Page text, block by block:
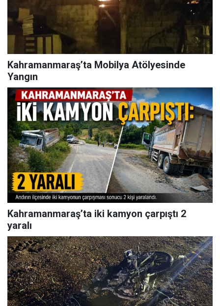
Kahramanmaraş’ta Mobilya Atölyesinde
Yangın
Kahramanmaraş’ta iki kamyon çarpıştı 2
yaralı